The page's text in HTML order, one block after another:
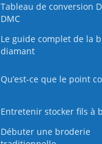
Tableau de conversion
DMC
Le guide complet de la
diamant
Qu’est-ce que le point
Entretenir stocker fils à
Débuter une broderie